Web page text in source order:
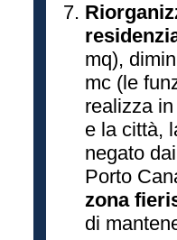
mq),
mc (le
realizza
e la città,
negato
Porto
zona
di